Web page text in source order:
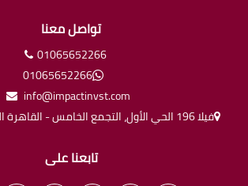
تواصل معنا
01065652266
01065652266
info@impactinvst.com
فيلا 196 الحي الأول، التجمع الخامس - القاهرة الجديدة-القاهرة مصر
تابعنا على